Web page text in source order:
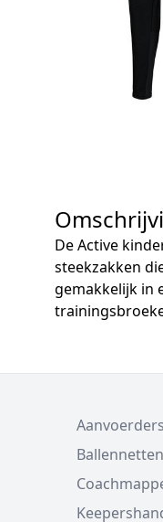
De Active
steekzakken
gemakkelijk in
Ballennetten